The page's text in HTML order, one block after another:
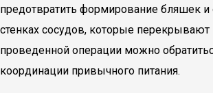
предотвратить формирование бляшек и
стенках сосудов, которые перекрывают
проведенной операции можно
координации привычного питания.